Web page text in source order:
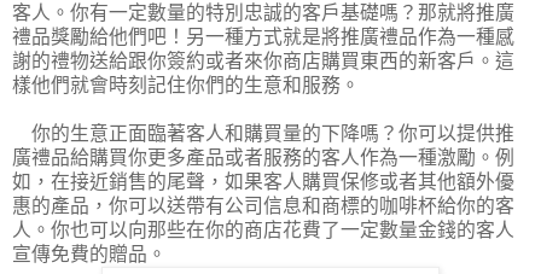
客人。你有一定數量的特別忠誠的客戶基礎嗎？那就將推廣
禮品獎勵給他們吧！另一種方式就是將推廣禮品作為一種感
謝的禮物送給跟你簽約或者來你商店購買東西的新客戶。這
樣他們就會時刻記住你們的生意和服務。
你的生意正面臨著客人和購買量的下降嗎？你可以提供推
廣禮品給購買你更多產品或者服務的客人作為一種激勵。例
如，在接近銷售的尾聲，如果客人購買保修或者其他額外優
惠的產品，你可以送帶有公司信息和商標的咖啡杯給你的客
人。你也可以向那些在你的商店花費了一定數量金錢的客人
宣傳免費的贈品。